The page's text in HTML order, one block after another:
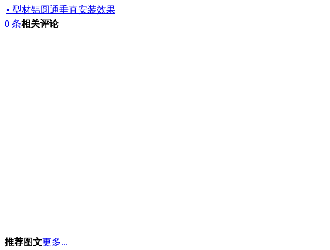
• 型材铝圆通垂直安装效果
0 条相关评论
推荐图文更多...